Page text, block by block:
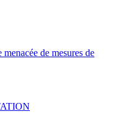
de mesures de